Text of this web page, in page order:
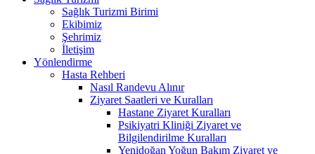
Sağlık Turizmi Birimi
Ekibimiz
Şehrimiz
İletişim
Yönlendirme
Hasta Rehberi
Nasıl Randevu Alınır
Ziyaret Saatleri ve Kuralları
Hastane Ziyaret Kuralları
Psikiyatri Kliniği Ziyaret ve
Bilgilendirilme Kuralları
Yenidoğan Yoğun Bakım Ziyaret ve